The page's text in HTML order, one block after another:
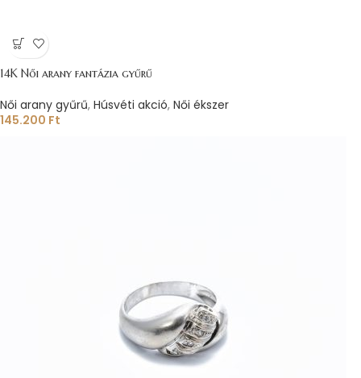
14K Női arany fantázia gyűrű
Női arany gyűrű, Húsvéti akció, Női ékszer
145.200 Ft